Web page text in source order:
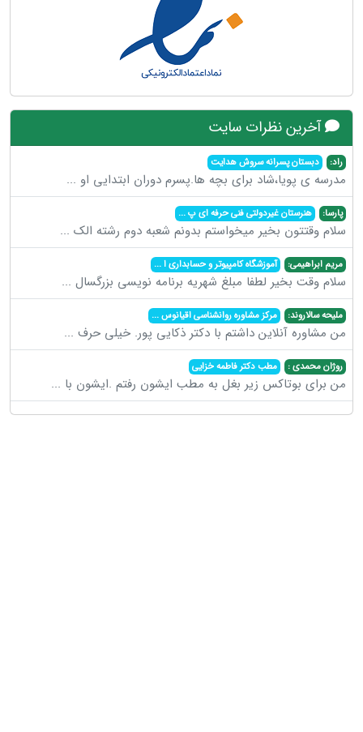
آخرین نظرات سایت
راد: دبستان پسرانه سروش هدایت
مدرسه ی پویا،شاد برای بچه ها.پسرم دوران ابتدایی او ...
پارسا: هنرستان غیردولتی فنی حرفه ای پ...
سلام وقتتون بخیر میخواستم بدونم شعبه دوم رشته الک ...
مریم ابراهیمی: آموزشگاه کامپیوتر و حسابداری ا...
سلام وقت بخیر لطفا مبلغ شهریه برنامه نویسی بزرگسال ...
ملیحه سالاروند: مرکز مشاوره روانشناسی اقیانوس...
من مشاوره آنلاین داشتم با دکتر ذکایی پور. خیلی حرف ...
روژان محمدی : مطب دکتر فاطمه خزایی
من برای بوتاکس زیر بغل به مطب ایشون رفتم .ایشون با ...